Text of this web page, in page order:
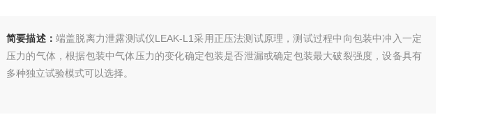
简要描述：端盖脱离力泄露测试仪LEAK-L1采用正压法测试原理，测试过程中向包装中冲入一定
压力的气体，根据包装中气体压力的变化确定包装是否泄漏或确定包装最大破裂强度，设备具有
多种独立试验模式可以选择。